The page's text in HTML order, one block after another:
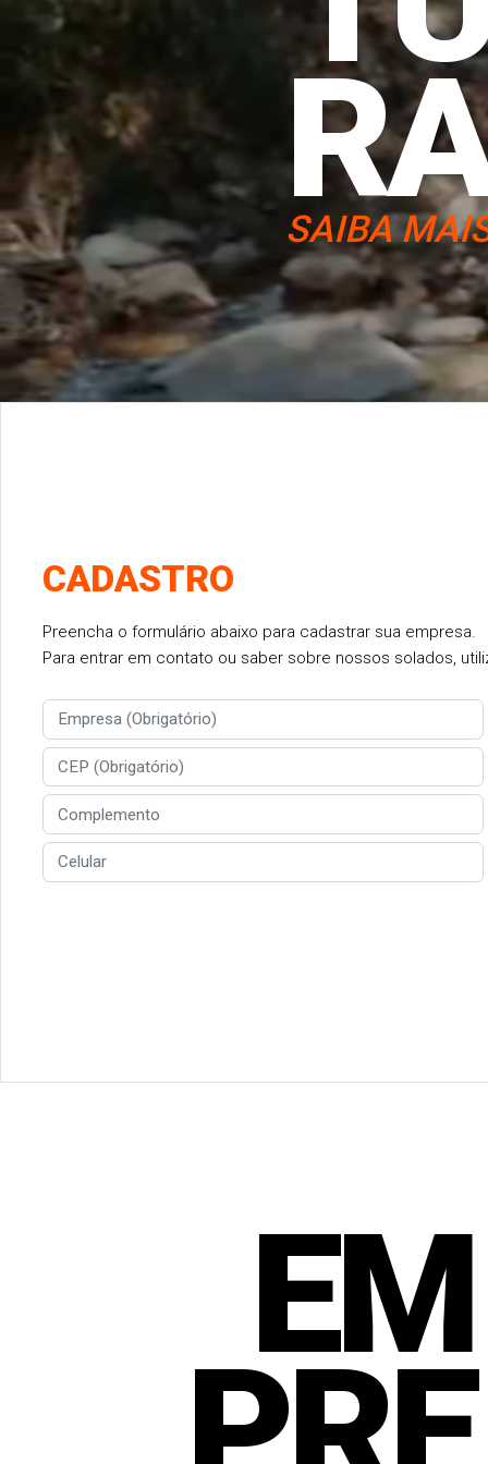
SAIBA
CADASTRO
Preencha o formulário abaixo para cadastrar sua empresa.
Para entrar em contato ou saber sobre nossos solados,
EM